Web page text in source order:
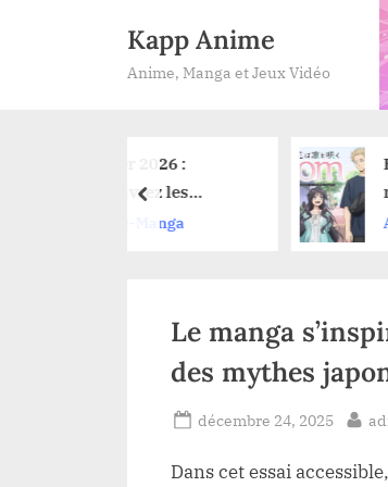
Kapp Anime
Anime, Manga et Jeux Vidéo
Bloom : Netflix
renouvellera-t-il
l’anime pour une
saison 2 ?
Anime-Manga
prev
Le manga
des mythes
Posted
décembre 24, 2025 By
Dans cet essai accessible,